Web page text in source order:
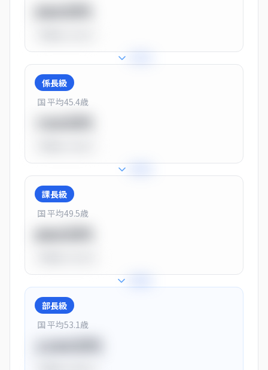
係長級
国 平均45.4歳
課長級
国 平均49.5歳
部長級
国 平均53.1歳